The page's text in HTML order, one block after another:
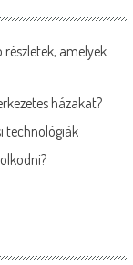
amelyek
házakat?
technológiák